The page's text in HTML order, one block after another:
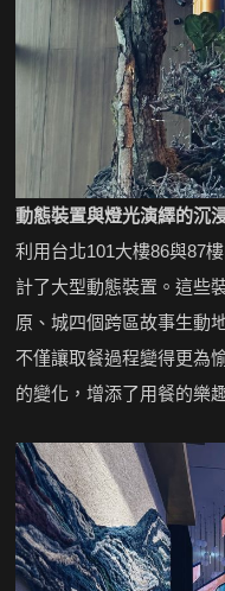
動態裝置與燈光演繹的沉
利用台北101大樓86與87
計了大型動態裝置。這些
原、城四個跨區故事生動
不僅讓取餐過程變得更為
的變化，增添了用餐的樂